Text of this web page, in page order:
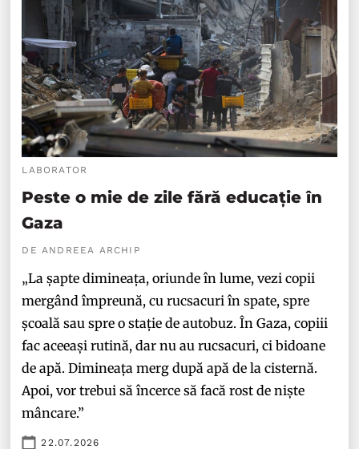
LABORATOR
Peste o mie de zile fără educație în
Gaza
DE ANDREEA ARCHIP
„La șapte dimineața, oriunde în lume, vezi copii
mergând împreună, cu rucsacuri în spate, spre
școală sau spre o stație de autobuz. În Gaza, copiii
fac aceeași rutină, dar nu au rucsacuri, ci bidoane
de apă. Dimineața merg după apă de la cisternă.
Apoi, vor trebui să încerce să facă rost de niște
mâncare.”
22.07.2026